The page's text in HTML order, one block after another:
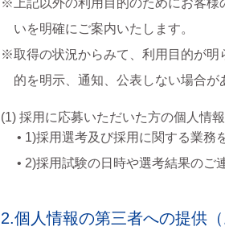
上記以外の利用目的のためにお客
いを明確にご案内いたします。
取得の状況からみて、利用目的が
的を明示、通知、公表しない場合が
(1) 採用に応募いただいた方の個人情報
• 1)採用選考及び採用に関する業務
• 2)採用試験の日時や選考結果のご
2.個人情報の第三者への提供